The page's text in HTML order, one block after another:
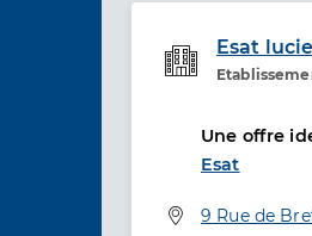
Esat
Une offre
Esat
Adresse
9 Rue de